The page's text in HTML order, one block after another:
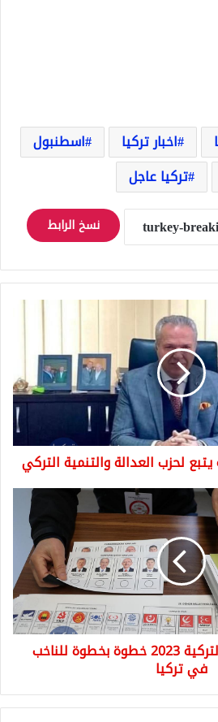
اخبار تركيا
اسطنبول
تركيا عاجل
نسخ الرابط
لحزب العدالة والتنمية التركي
دليل يوم الانتخابات التركية 2023 خطوة بخطوة للناخب
في تركيا